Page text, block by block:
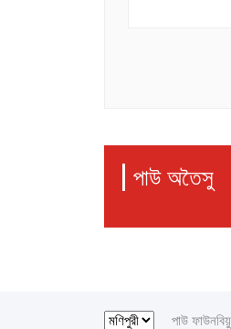
পাউ অতৈসু
পাউ ফাউনবিয়ু